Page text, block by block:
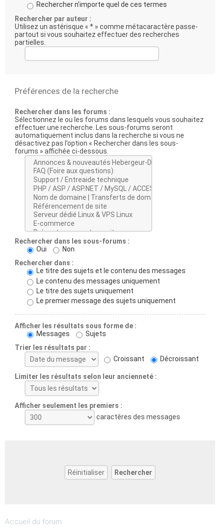
Rechercher n’importe quel de ces termes
Rechercher par auteur :
Utilisez un astérisque « * » comme métacaractère passe-
partout si vous souhaitez effectuer des recherches
partielles.
Préférences de la recherche
Rechercher dans les forums :
Sélectionnez le ou les forums dans lesquels vous souhaitez
effectuer une recherche. Les sous-forums seront
automatiquement inclus dans la recherche si vous ne
désactivez pas l’option « Rechercher dans les sous-
forums » affichée ci-dessous.
Rechercher dans les sous-forums :
Oui
Non
Rechercher dans :
Le titre des sujets et le contenu des messages
Le contenu des messages uniquement
Le titre des sujets uniquement
Le premier message des sujets uniquement
Afficher les résultats sous forme de :
Messages
Sujets
Trier les résultats par :
Croissant
Décroissant
Limiter les résultats selon leur ancienneté :
Afficher seulement les premiers :
caractères des messages
Accueil du forum